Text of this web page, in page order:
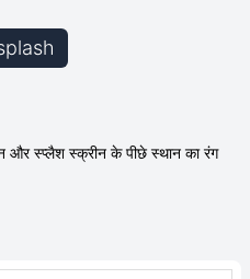
और स्प्लैश स्क्रीन के पीछे स्थान का रंग